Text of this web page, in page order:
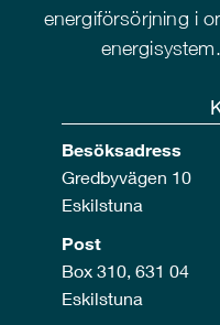
energiförsörjning i
Besöksadress
Gredbyvägen 10
Eskilstuna
Post
Box 310, 631 04
Eskilstuna